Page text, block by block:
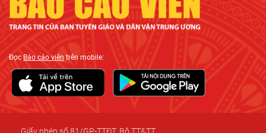
ĐọcBáo cáo viên trên mobile: